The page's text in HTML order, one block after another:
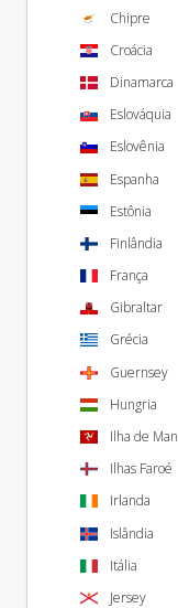
Chipre
Croácia
Dinamarca
Eslováquia
Eslovênia
Espanha
Estônia
Finlândia
França
Gibraltar
Grécia
Guernsey
Hungria
Ilha de Man
Ilhas Faroé
Irlanda
Islândia
Itália
Jersey